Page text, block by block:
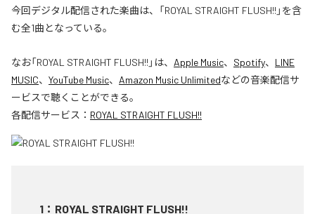
今回デジタル配信された楽曲は、「ROYAL STRAIGHT FLUSH!!」を含
む全1曲となっている。
なお「ROYAL STRAIGHT FLUSH!! 」は、 Apple Music、 Spotify、 LINE
MUSIC、 YouTube Music、 Amazon Music Unlimitedなどの音楽配信サ
ービスで聴くことができる。
各配信サービス： ROYAL STRAIGHT FLUSH!!
1 ： ROYAL STRAIGHT FLUSH!!